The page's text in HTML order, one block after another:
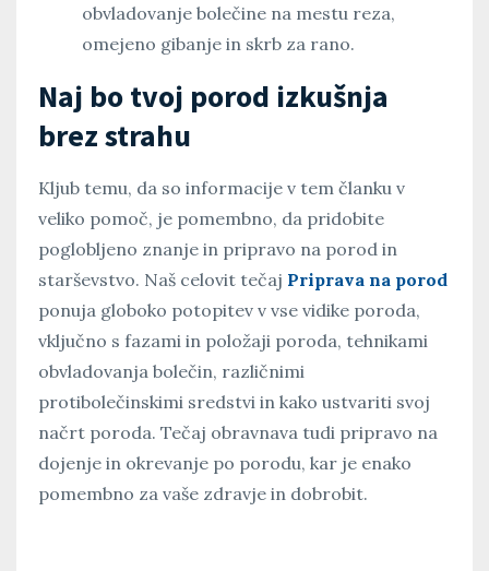
obvladovanje bolečine na mestu reza,
omejeno gibanje in skrb za rano.
Naj bo tvoj porod izkušnja
brez strahu
Kljub temu, da so informacije v tem članku v
veliko pomoč, je pomembno, da pridobite
poglobljeno znanje in pripravo na porod in
starševstvo. Naš celovit tečaj Priprava na porod
ponuja globoko potopitev v vse vidike poroda,
vključno s fazami in položaji poroda, tehnikami
obvladovanja bolečin, različnimi
protibolečinskimi sredstvi in kako ustvariti svoj
načrt poroda. Tečaj obravnava tudi pripravo na
dojenje in okrevanje po porodu, kar je enako
pomembno za vaše zdravje in dobrobit.